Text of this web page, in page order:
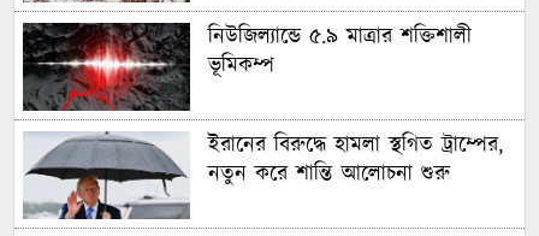
নিউজিল্যান্ডে ৫.৯ মাত্রার শক্তিশালী
ভূমিকম্প
ইরানের বিরুদ্ধে হামলা স্থগিত ট্রাম্পের,
নতুন করে শান্তি আলোচনা শুরু